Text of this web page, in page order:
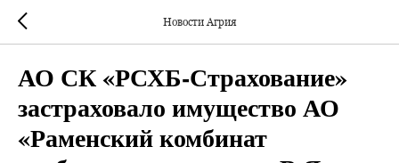
Новости Агрия
АО СК «РСХБ-Страхование»
застраховало имущество АО
«Раменский комбинат